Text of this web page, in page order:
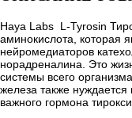
Haya Labs L-Tyrosin
аминокислота, которая
нейромедиаторов
норадреналина. Это
системы всего
железа также
важного гормона